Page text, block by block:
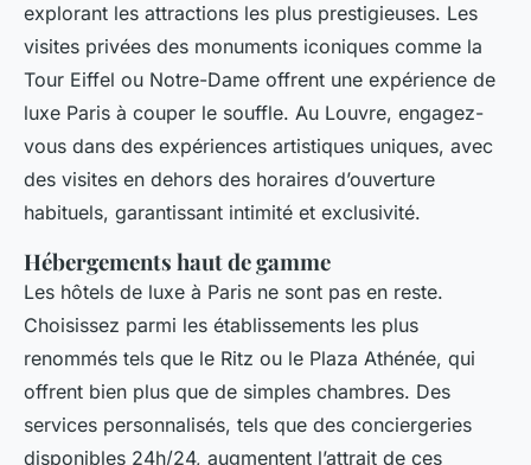
explorant les attractions les plus prestigieuses. Les
visites privées des monuments iconiques comme la
Tour Eiffel ou Notre-Dame offrent une expérience de
luxe Paris à couper le souffle. Au Louvre, engagez-
vous dans des expériences artistiques uniques, avec
des visites en dehors des horaires d’ouverture
habituels, garantissant intimité et exclusivité.
Hébergements haut de gamme
Les hôtels de luxe à Paris ne sont pas en reste.
Choisissez parmi les établissements les plus
renommés tels que le Ritz ou le Plaza Athénée, qui
offrent bien plus que de simples chambres. Des
services personnalisés, tels que des conciergeries
disponibles 24h/24, augmentent l’attrait de ces